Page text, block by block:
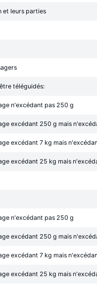
et leurs parties
téléguidés:
n'excédant pas 250 g
excédant 250 g mais
excédant 7 kg mais
excédant 25 kg mais
n'excédant pas 250 g
excédant 250 g mais
excédant 7 kg mais
excédant 25 kg mais